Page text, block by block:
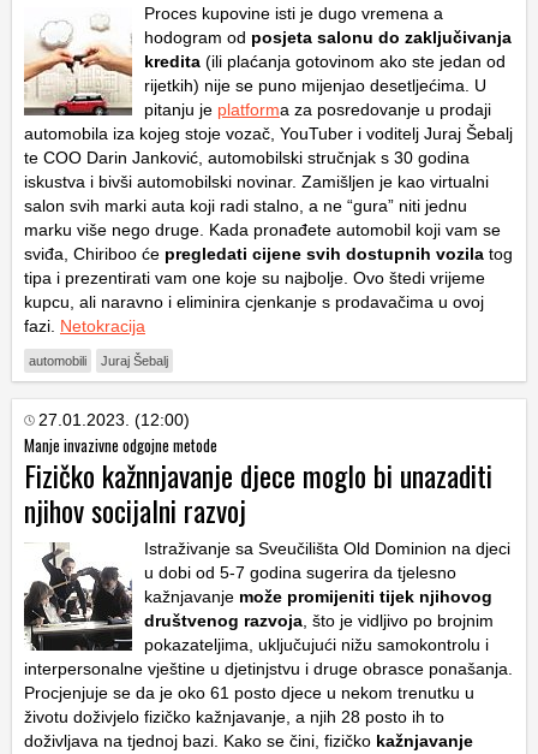
Proces kupovine isti je dugo vremena a
hodogram od posjeta salonu do zaključivanja
kredita (ili plaćanja gotovinom ako ste jedan od
rijetkih) nije se puno mijenjao desetljećima. U
pitanju je platforma za posredovanje u prodaji
automobila iza kojeg stoje vozač, YouTuber i voditelj Juraj Šebalj
te COO Darin Janković, automobilski stručnjak s 30 godina
iskustva i bivši automobilski novinar. Zamišljen je kao virtualni
salon svih marki auta koji radi stalno, a ne “gura” niti jednu
marku više nego druge. Kada pronađete automobil koji vam se
sviđa, Chiriboo će pregledati cijene svih dostupnih vozila tog
tipa i prezentirati vam one koje su najbolje. Ovo štedi vrijeme
kupcu, ali naravno i eliminira cjenkanje s prodavačima u ovoj
fazi. Netokracija
automobili Juraj Šebalj
27.01.2023. (12:00)
Manje invazivne odgojne metode
Fizičko kažnnjavanje djece moglo bi unazaditi
njihov socijalni razvoj
Istraživanje sa Sveučilišta Old Dominion na djeci
u dobi od 5-7 godina sugerira da tjelesno
kažnjavanje može promijeniti tijek njihovog
društvenog razvoja , što je vidljivo po brojnim
pokazateljima, uključujući nižu samokontrolu i
interpersonalne vještine u djetinjstvu i druge obrasce ponašanja.
Procjenjuje se da je oko 61 posto djece u nekom trenutku u
životu doživjelo fizičko kažnjavanje, a njih 28 posto ih to
doživljava na tjednoj bazi. Kako se čini, fizičko kažnjavanje